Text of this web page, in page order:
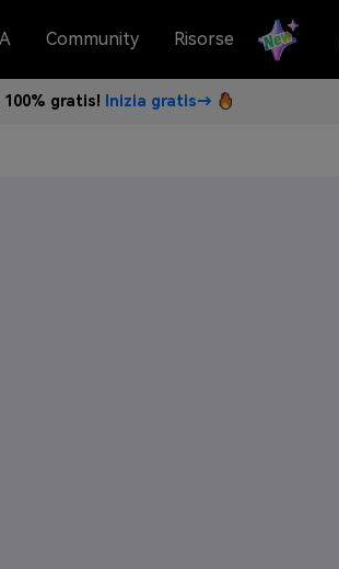
Community Risorse
gratis! Inizia gratis→